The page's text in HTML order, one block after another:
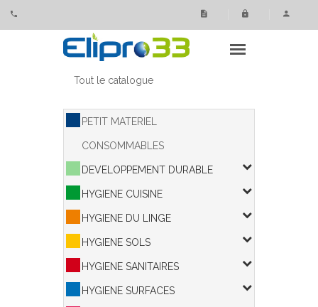
Tout le catalogue
PETIT MATERIEL
CONSOMMABLES
DEVELOPPEMENT DURABLE
HYGIENE CUISINE
HYGIENE DU LINGE
HYGIENE SOLS
HYGIENE SANITAIRES
HYGIENE SURFACES
Panneau de gestion des cookies